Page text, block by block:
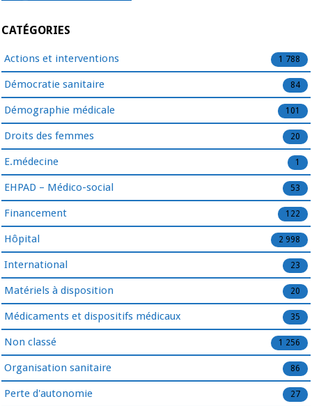
CATÉGORIES
Actions et interventions 1 788
Démocratie sanitaire 84
Démographie médicale 101
Droits des femmes 20
E.médecine 1
EHPAD – Médico-social 53
Financement 122
Hôpital 2 998
International 23
Matériels à disposition 20
Médicaments et dispositifs médicaux 35
Non classé 1 256
Organisation sanitaire 86
Perte d'autonomie 27